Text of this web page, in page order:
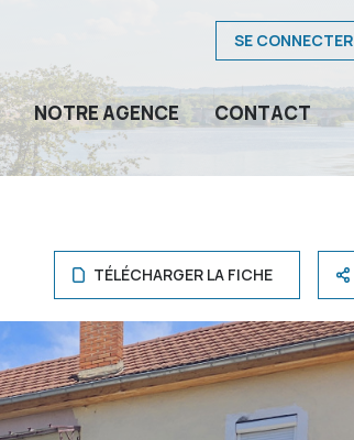
SE CONNECTER
NOTRE AGENCE CONTACT
TÉLÉCHARGER LA FICHE